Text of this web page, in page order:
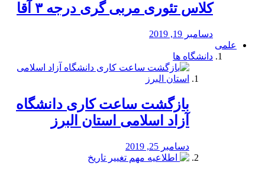
کلاس تئوری مربی گری درجه ۳ آقا
دسامبر 19, 2019
علمی
دانشگاه ها
بازگشت ساعت کاری دانشگاه
آزاد اسلامی استان البرز
دسامبر 25, 2019